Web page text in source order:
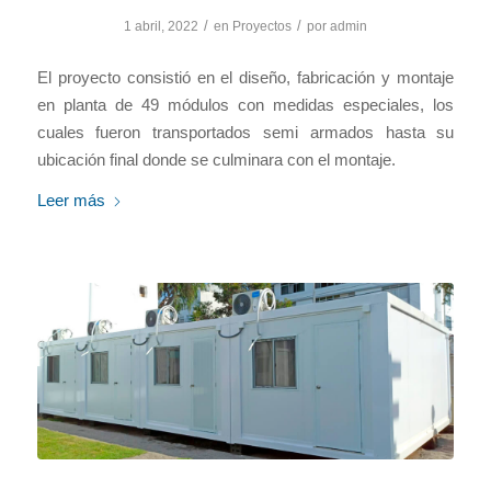
1 abril, 2022 / en Proyectos / por admin
El proyecto consistió en el diseño, fabricación y montaje
en planta de 49 módulos con medidas especiales, los
cuales fueron transportados semi armados hasta su
ubicación final donde se culminara con el montaje.
Leer más